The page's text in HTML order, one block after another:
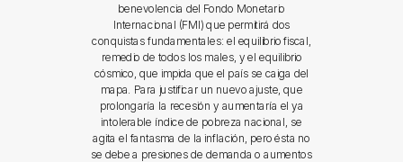
benevolencia del Fondo Monetario
Internacional (FMI) que permitirá dos
conquistas fundamentales: el equilibrio fiscal,
remedio de todos los males, y el equilibrio
cósmico, que impida que el país se caiga del
mapa. Para justificar un nuevo ajuste, que
prolongaría la recesión y aumentaría el ya
intolerable índice de pobreza nacional, se
agita el fantasma de la inflación, pero ésta no
se debe a presiones de demanda o aumentos